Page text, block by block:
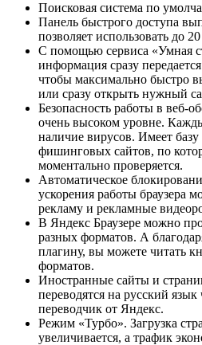
Поисковая система по
Панель быстрого доступа
позволяет использовать до
С помощью сервиса «Умная
информация сразу
чтобы максимально быстро
или сразу открыть нужный
Безопасность работы в веб-
очень высоком уровне.
наличие вирусов. Имеет
фишинговых сайтов, по
моментально проверяется.
Автоматическое
ускорения работы браузера
рекламу и рекламные
В Яндекс Браузере можно
разных форматов. А
плагину, вы можете читать
форматов.
Иностранные сайты и
переводятся на русский
переводчик от Яндекс.
Режим «Турбо». Загрузка
увеличивается, а трафик